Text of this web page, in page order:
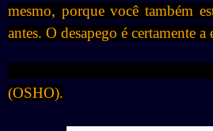
mesmo, porque você também
antes. O desapego é certamente
(OSHO).